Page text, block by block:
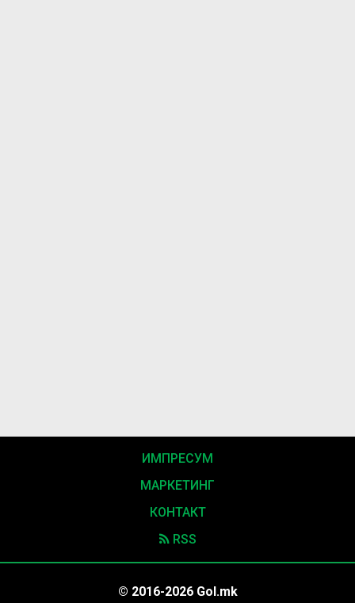
ИМПРЕСУМ
МАРКЕТИНГ
КОНТАКТ
RSS
© 2016-2026 Gol.mk